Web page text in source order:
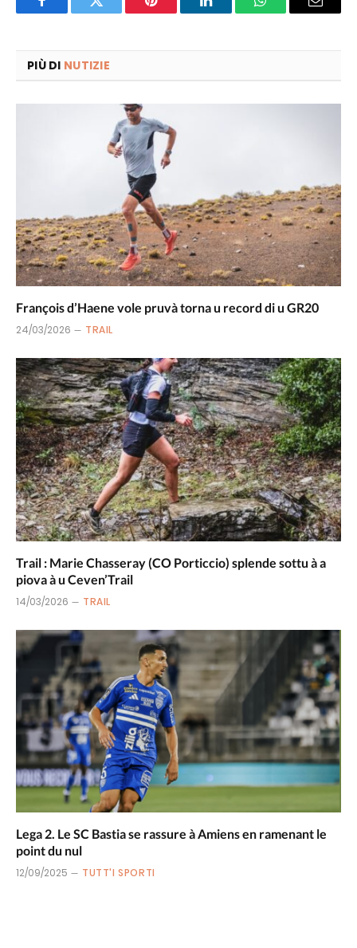
FacebookTwitter Pinterest LinkedInWhatsAppEmail
PIÙ DI NUTIZIE
François d’Haene vole pruvà torna u record di u GR20
24/03/2026 TRAIL
Trail : Marie Chasseray (CO Porticcio) splende sottu à a
piova à u Ceven’Trail
14/03/2026 TRAIL
Lega 2. Le SC Bastia se rassure à Amiens en ramenant le
point du nul
12/09/2025 TUTT'I SPORTI